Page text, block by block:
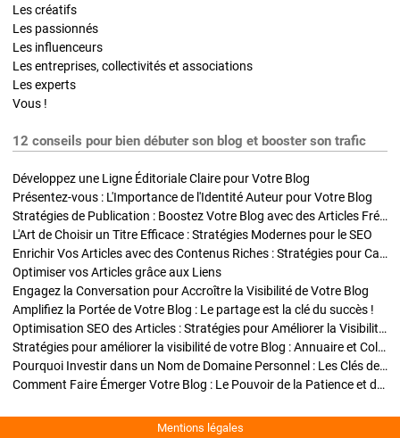
Les créatifs
Les passionnés
Les influenceurs
Les entreprises, collectivités et associations
Les experts
Vous !
12 conseils pour bien débuter son blog et booster son trafic
Développez une Ligne Éditoriale Claire pour Votre Blog
Présentez-vous : L'Importance de l'Identité Auteur pour Votre Blog
Stratégies de Publication : Boostez Votre Blog avec des Articles Fréquents et Exclusifs
L'Art de Choisir un Titre Efficace : Stratégies Modernes pour le SEO
Enrichir Vos Articles avec des Contenus Riches : Stratégies pour Captiver et Optimiser
Optimiser vos Articles grâce aux Liens
Engagez la Conversation pour Accroître la Visibilité de Votre Blog
Amplifiez la Portée de Votre Blog : Le partage est la clé du succès !
Optimisation SEO des Articles : Stratégies pour Améliorer la Visibilité de Votre Blog
Stratégies pour améliorer la visibilité de votre Blog : Annuaire et Collaborations
Pourquoi Investir dans un Nom de Domaine Personnel : Les Clés de la Réussite de Votre Blog
Comment Faire Émerger Votre Blog : Le Pouvoir de la Patience et de la Persévérance
Mentions légales